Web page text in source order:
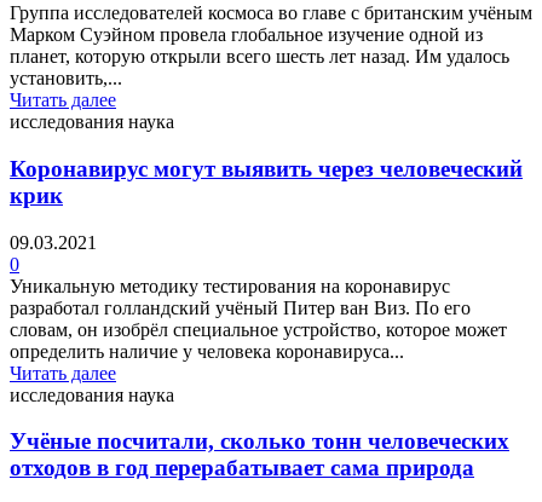
Группа исследователей космоса во главе с британским учёным
Марком Суэйном провела глобальное изучение одной из
планет, которую открыли всего шесть лет назад. Им удалось
установить,...
Читать далее
исследования наука
Коронавирус могут выявить через человеческий
крик
09.03.2021
0
Уникальную методику тестирования на коронавирус
разработал голландский учёный Питер ван Виз. По его
словам, он изобрёл специальное устройство, которое может
определить наличие у человека коронавируса...
Читать далее
исследования наука
Учёные посчитали, сколько тонн человеческих
отходов в год перерабатывает сама природа